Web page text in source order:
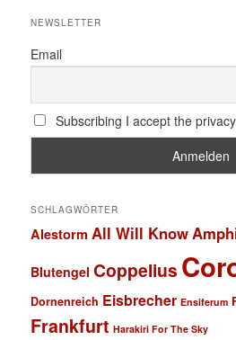
NEWSLETTER
Email
Subscribing I accept the
SCHLAGWÖRTER
Alestorm All Will Know
Blutengel Coppelius
Dornenreich Eisbrecher Ensiferum
Frankfurt Harakiri For The Sky